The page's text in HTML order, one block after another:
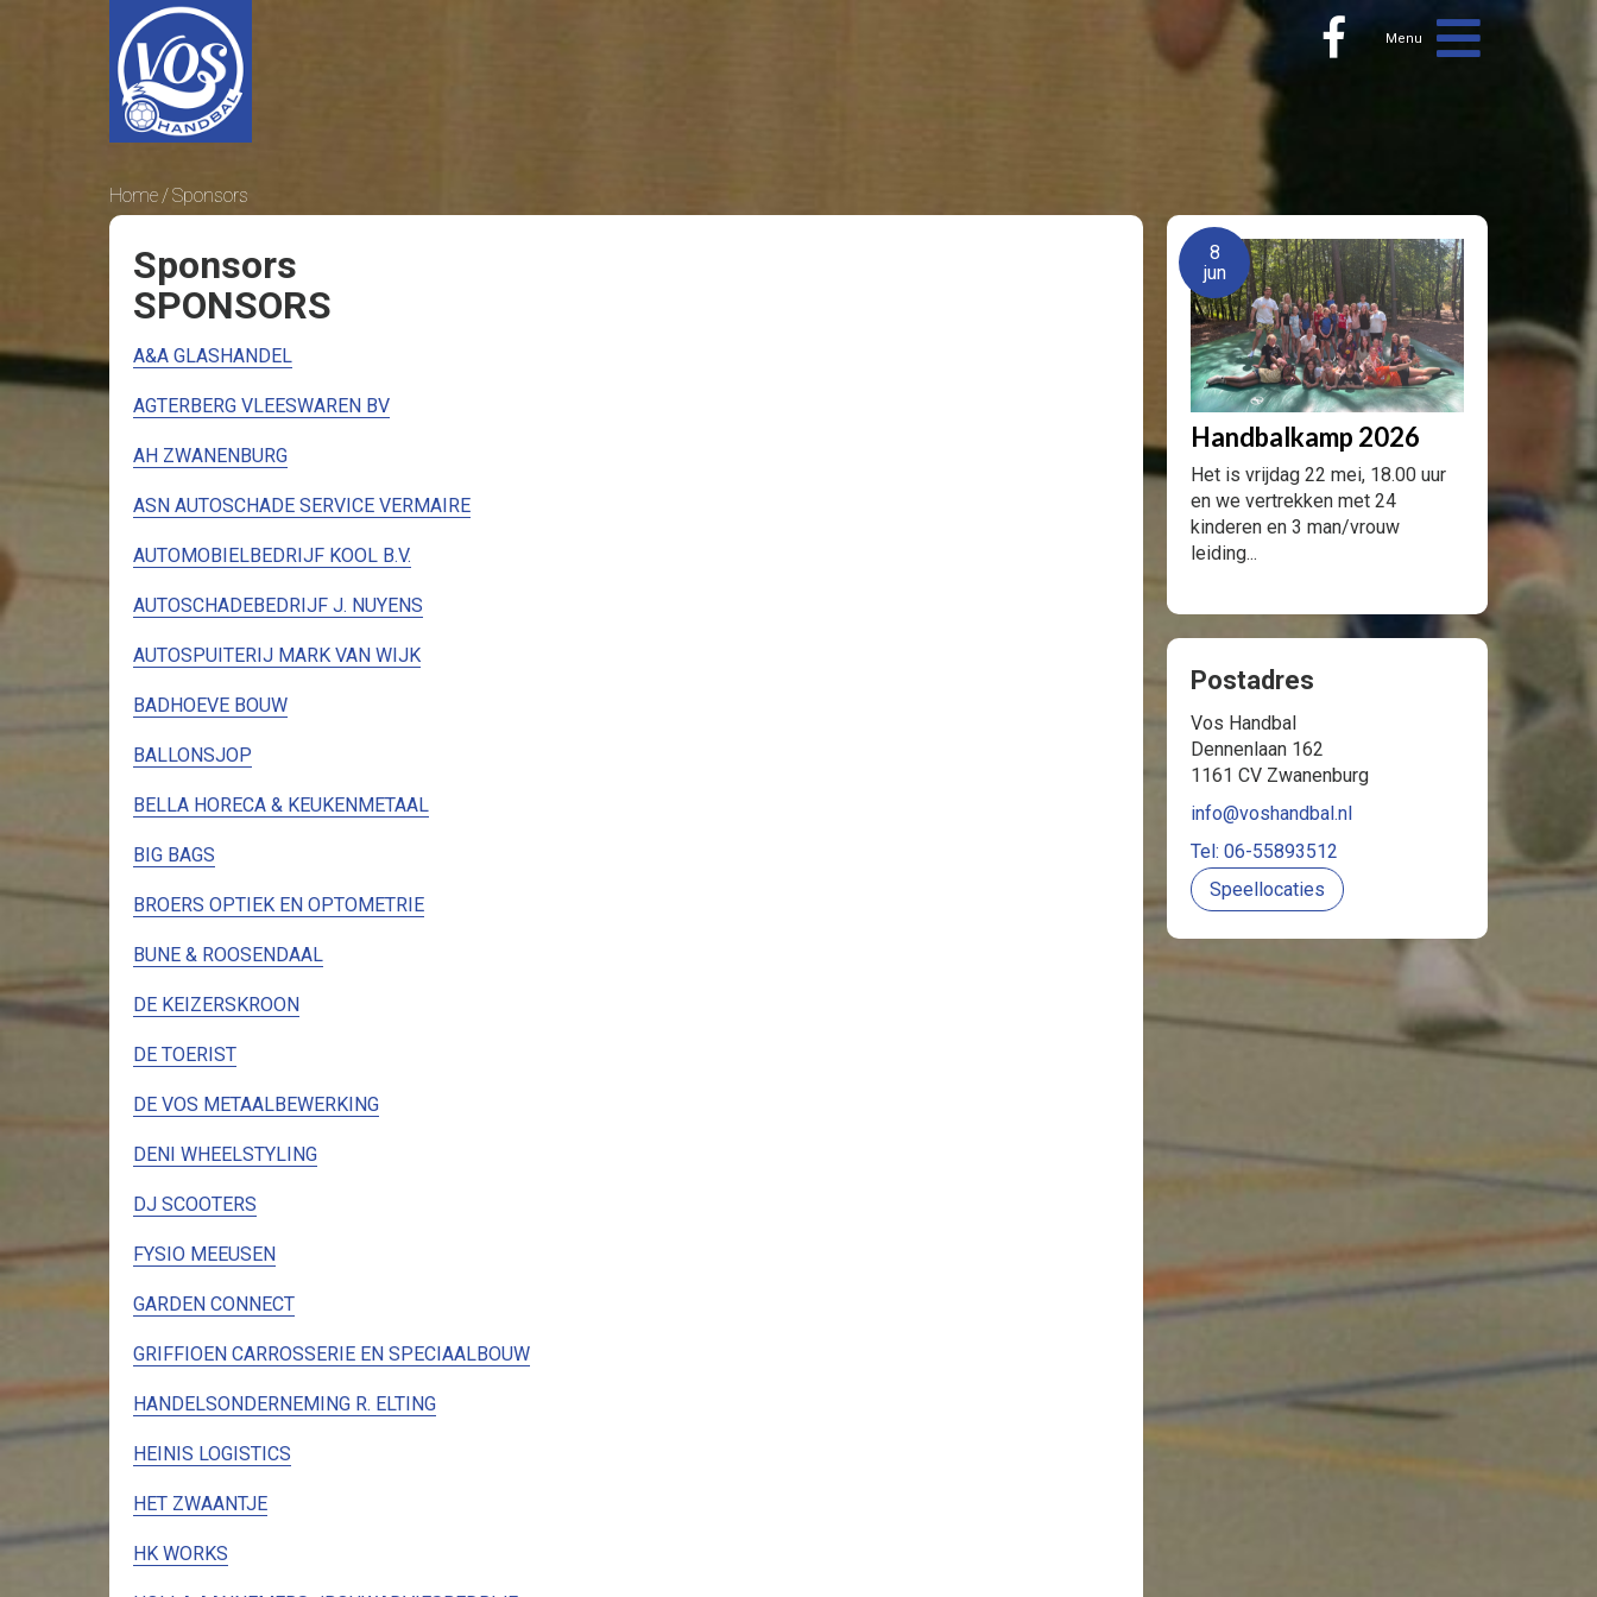
Home Sponsors
Sponsors
SPONSORS
A&A GLASHANDEL
AGTERBERG VLEESWAREN BV
AH ZWANENBURG
ASN AUTOSCHADE SERVICE VERMAIRE
AUTOMOBIELBEDRIJF KOOL B.V.
AUTOSCHADEBEDRIJF J. NUYENS
AUTOSPUITERIJ MARK VAN WIJK
BADHOEVE BOUW
BALLONSJOP
BELLA HORECA & KEUKENMETAAL
BIG BAGS
BROERS OPTIEK EN OPTOMETRIE
BUNE & ROOSENDAAL
DE KEIZERSKROON
DE TOERIST
DE VOS METAALBEWERKING
DENI WHEELSTYLING
DJ SCOOTERS
FYSIO MEEUSEN
GARDEN CONNECT
GRIFFIOEN CARROSSERIE EN SPECIAALBOUW
HANDELSONDERNEMING R. ELTING
HEINIS LOGISTICS
HET ZWAANTJE
HK WORKS
8
jun
Handbalkamp 2026
Het is vrijdag 22 mei, 18.00 uur
en we vertrekken met 24
kinderen en 3 man/vrouw
leiding...
Postadres
Vos Handbal
Dennenlaan 162
1161 CV Zwanenburg
info@voshandbal.nl
Tel: 06-55893512
Speellocaties